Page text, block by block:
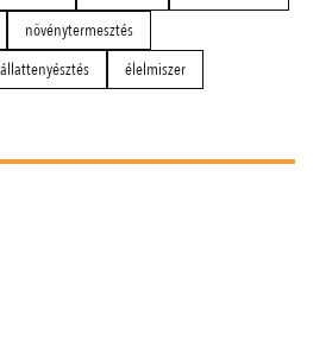
növénytermesztés
állattenyésztés élelmiszer